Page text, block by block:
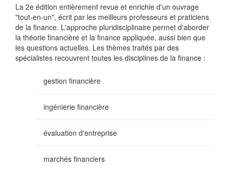
La 2e édition entièrement revue et enrichie d'un ouvrage
"tout-en-un", écrit par les meilleurs professeurs et praticiens
de la finance. L'approche pluridisciplinaire permet d'aborder
la théorie financière et la finance appliquée, aussi bien que
les questions actuelles. Les thèmes traités par des
spécialistes recouvrent toutes les disciplines de la finance :
gestion financière
ingénierie financière
évaluation d'entreprise
marchés financiers